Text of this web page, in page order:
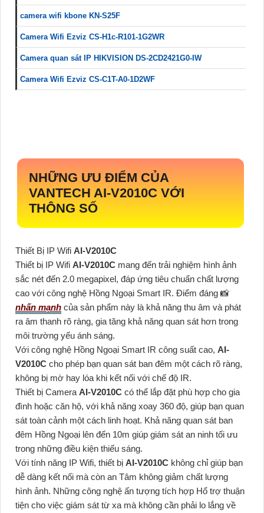
camera wifi kbone KN-S25F
Camera Wifi Ezviz CS-H1c-R101-1G2WR
Camera quan sát IP HIKVISION DS-2CD2421G0-IW
Camera Wifi Ezviz CS-C1T-A0-1D2WF
NHỮNG ƯU ĐIỂM CỦA
VANTECH AI-V2010C VỚI
THÔNG SỐ
Thiết Bị IP Wifi AI-V2010C
Thiết bị IP Wifi AI-V2010C mang đến trải nghiệm hình ảnh
sắc nét đến 2.0 megapixel, đáp ứng tiêu chuẩn chất lượng
cao với công nghệ Hồng Ngoại Smart IR. Điểm đáng 📸
nhấn mạnh của sản phẩm này là khả năng thu âm và phát
ra âm thanh rõ ràng, gia tăng khả năng quan sát hơn trong
môi trường yếu ánh sáng.
Với công nghệ Hồng Ngoại Smart IR công suất cao, AI-
V2010C cho phép bạn quan sát ban đêm một cách rõ ràng,
không bị mờ hay lóa khi kết nối với chế độ IR.
Thiết bị Camera AI-V2010C có thể lắp đặt phù hợp cho gia
đình hoặc căn hộ, với khả năng xoay 360 độ, giúp bạn quan
sát toàn cảnh một cách linh hoạt. Khả năng quan sát ban
đêm Hồng Ngoại lên đến 10m giúp giám sát an ninh tối ưu
trong những điều kiện thiếu sáng.
Với tính năng IP Wifi, thiết bị AI-V2010C không chỉ giúp bạn
dễ dàng kết nối mà còn an Tâm không giảm chất lượng
hình ảnh. Những công nghệ ấn tượng tích hợp Hổ trợ thuận
tiện cho việc giám sát từ xa mà không cần phải lo lắng về